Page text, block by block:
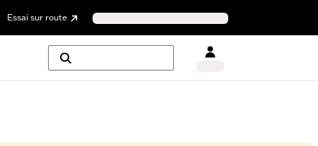
Essai sur route